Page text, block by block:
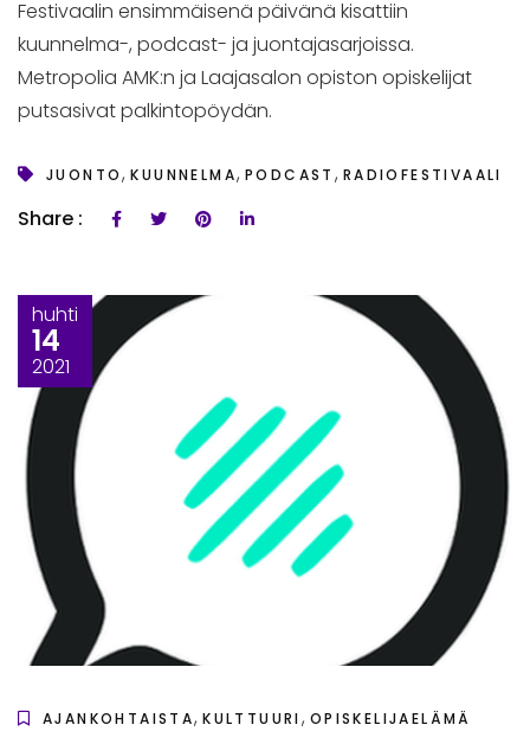
Festivaalin ensimmäisenä päivänä kisattiin
kuunnelma-, podcast- ja juontajasarjoissa.
Metropolia AMK:n ja Laajasalon opiston opiskelijat
putsasivat palkintopöydän.
JUONTO,KUUNNELMA,PODCAST , RADIOFESTIVAALI
Share :
huhti
14
2021
AJANKOHTAISTA,KULTTUURI, OPISKELIJAELÄMÄ